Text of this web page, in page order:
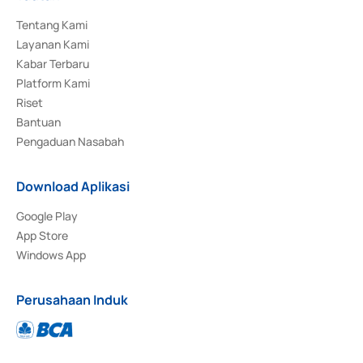
Tentang Kami
Layanan Kami
Kabar Terbaru
Platform Kami
Riset
Bantuan
Pengaduan Nasabah
Download Aplikasi
Google Play
App Store
Windows App
Perusahaan Induk